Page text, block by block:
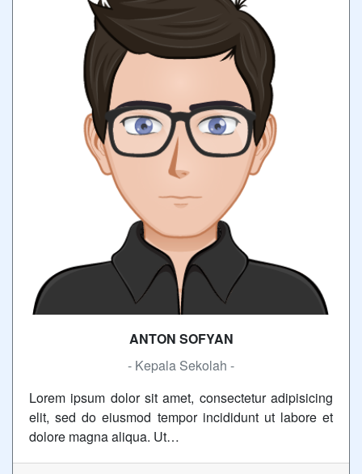
ANTON SOFYAN
- Kepala Sekolah -
Lorem ipsum dolor sit amet, consectetur adipisicing
elit, sed do eiusmod tempor incididunt ut labore et
dolore magna aliqua. Ut…